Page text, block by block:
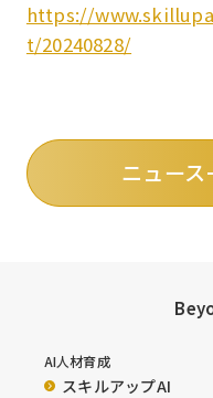
https://
t/20240828/
ニュー
AI人材育成
スキルアップAI